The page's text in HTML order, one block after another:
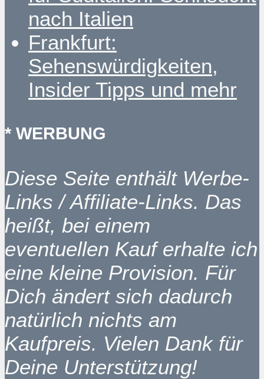
nach Italien
Frankfurt:
Sehenswürdigkeiten,
Insider Tipps und mehr
* WERBUNG
Diese Seite enthält Werbe-
Links / Affiliate-Links. Das
heißt, bei einem
eventuellen Kauf erhalte ich
eine kleine Provision. Für
Dich ändert sich dadurch
natürlich nichts am
Kaufpreis. Vielen Dank für
Deine Unterstützung!